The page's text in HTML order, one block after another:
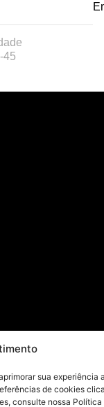
sua experiência
de cookies
consulte nossa Política
45